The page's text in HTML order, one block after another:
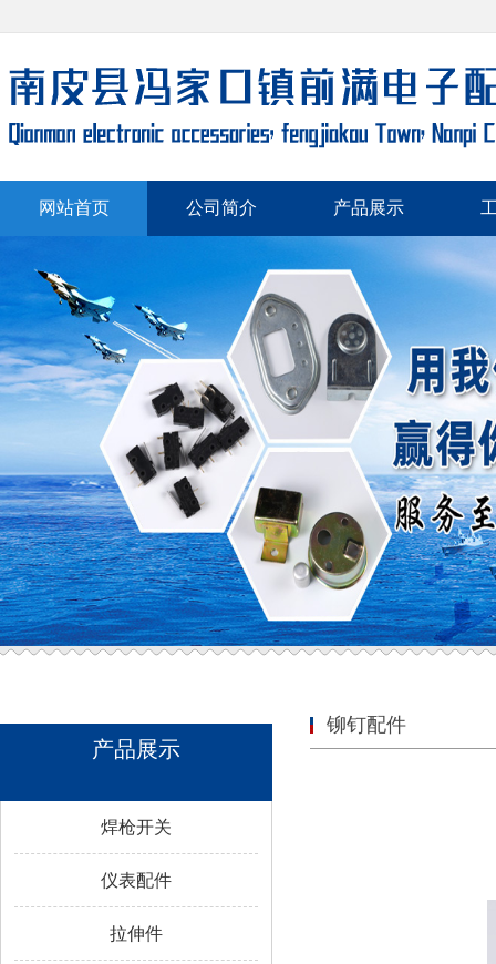
网站首页 公司简介 产品展示
产品展示
焊枪开关
仪表配件
拉伸件
铆钉配件